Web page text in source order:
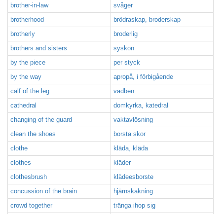
brother-in-law
svåger
brotherhood
brödraskap, broderskap
brotherly
broderlig
brothers and sisters
syskon
by the piece
per styck
by the way
apropå, i förbigående
calf of the leg
vadben
cathedral
domkyrka, katedral
changing of the guard
vaktavlösning
clean the shoes
borsta skor
clothe
kläda, kläda
clothes
kläder
clothesbrush
klädeesborste
concussion of the brain
hjärnskakning
crowd together
tränga ihop sig